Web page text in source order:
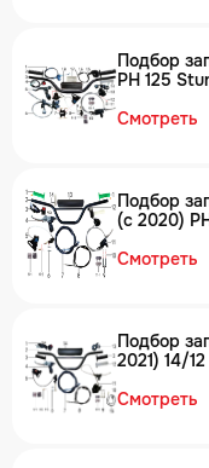
Подбор
PH 125
Смотреть
Подбор
(c 2020)
Смотреть
Подбор
2021) 14/
Смотреть